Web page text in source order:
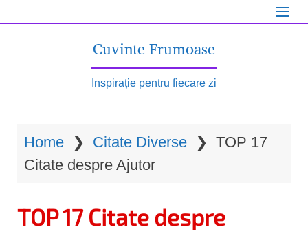
Cuvinte Frumoase
Inspirație pentru fiecare zi
Home ❯ Citate Diverse ❯ TOP 17
Citate despre Ajutor
TOP 17 Citate despre